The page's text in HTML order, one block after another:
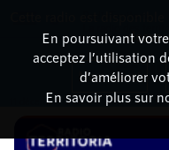
11 décembre 2021à 14h05, durée :
En poursuivant
acceptez l’utilisation
d’améliorer
En savoir plus sur
Non merci